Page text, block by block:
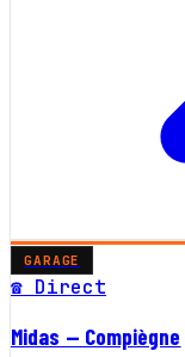
GARAGE
☎ Direct
Midas — Compiègne